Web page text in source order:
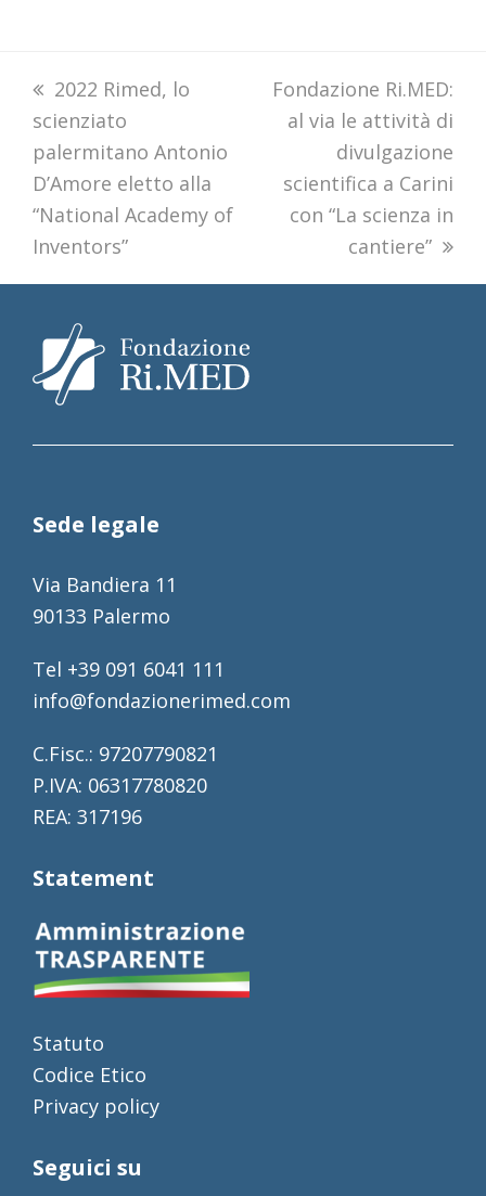
previous
post:
2022 Rimed, lo
scienziato
palermitano Antonio
D’Amore eletto alla
“National Academy of
Inventors”
next
post:
Fondazione Ri.MED:
al via le attività di
divulgazione
scientifica a Carini
con “La scienza in
cantiere”
Sede legale
Via Bandiera 11
90133 Palermo
Tel +39 091 6041 111
info@fondazionerimed.com
C.Fisc.: 97207790821
P.IVA: 06317780820
REA: 317196
Statement
Statuto
Codice Etico
Privacy policy
Seguici su